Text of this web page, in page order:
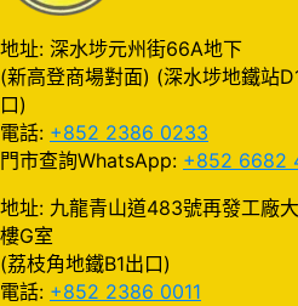
地址: 深水埗元州街66A地下
(新高登商場對面) (深水埗地鐵站
口)
電話: +852 2386 0233
門市查詢WhatsApp: +852 6682
地址: 九龍青山道483號再發工廠
樓G室
(荔枝角地鐵B1出口)
電話: +852 2386 0011